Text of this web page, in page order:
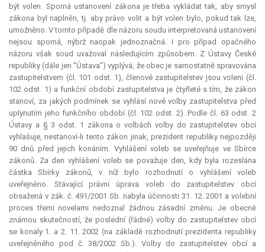
být volen. Sporná ustanovení zákona je třeba vykládat tak, aby smysl
zákona byl naplněn, tj. aby právo volit a být volen bylo, pokud tak lze,
umožněno. V tomto případě dle názoru soudu interpretovaná ustanovení
nejsou sporná, nýbrž naopak jednoznačná. I pro případ opačného
názoru však soud uvažoval následujícím způsobem. Z Ústavy České
republiky (dále jen "Ústava") vyplývá, že obec je samostatně spravována
zastupitelstvem (čl. 101 odst. 1), členové zastupitelstev jsou voleni (čl.
102 odst. 1) a funkční období zastupitelstva je čtyřleté s tím, že zákon
stanoví, za jakých podmínek se vyhlásí nové volby zastupitelstva před
uplynutím jeho funkčního období (čl. 102 odst. 2). Podle čl. 63 odst. 2
Ústavy a § 3 odst. 1 zákona o volbách volby do zastupitelstev obcí
vyhlašuje, nestanoví-li tento zákon jinak, prezident republiky nejpozději
90 dnů před jejich konáním. Vyhlášení voleb se uveřejňuje ve Sbírce
zákonů. Za den vyhlášení voleb se považuje den, kdy byla rozeslána
částka Sbírky zákonů, v níž bylo rozhodnutí o vyhlášení voleb
uveřejněno. Stávající právní úprava voleb do zastupitelstev obcí
obsažená v zák. č. 491/2001 Sb. nabyla účinnosti 31. 12. 2001 a volební
proces třemi novelami nedoznal žádnou zásadní změnu. Je obecně
známou skutečností, že poslední (řádné) volby do zastupitelstev obcí
se konaly 1. a 2. 11. 2002 (na základě rozhodnutí prezidenta republiky
uveřejněného pod č. 38/2002 Sb.). Volby do zastupitelstev obcí a